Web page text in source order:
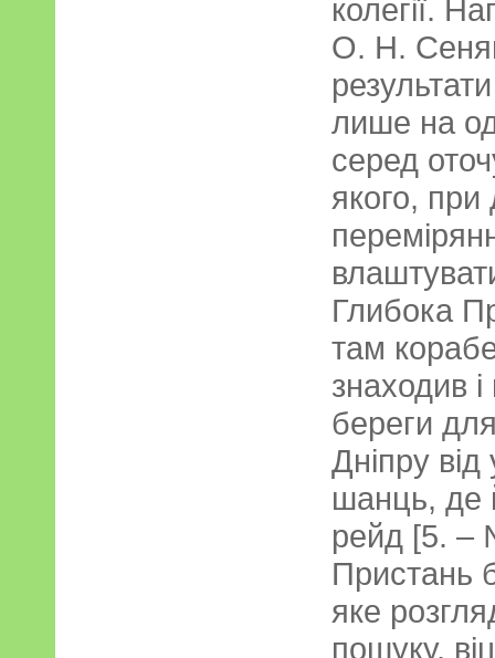
колегії.
О. Н.
лише на
серед
якого, при
Глибока
там
знаходив
береги
Дніпру
шанць, де
рейд [5. –
Пристань
яке
пошуку,